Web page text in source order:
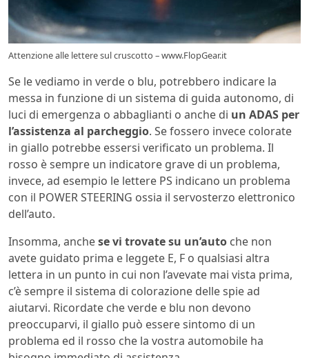
Attenzione alle lettere sul cruscotto – www.FlopGear.it
Se le vediamo in verde o blu, potrebbero indicare la
messa in funzione di un sistema di guida autonomo, di
luci di emergenza o abbaglianti o anche di un ADAS per
l’assistenza al parcheggio. Se fossero invece colorate
in giallo potrebbe essersi verificato un problema. Il
rosso è sempre un indicatore grave di un problema,
invece, ad esempio le lettere PS indicano un problema
con il POWER STEERING ossia il servosterzo elettronico
dell’auto.
Insomma, anchese vi trovate su un’auto che non
avete guidato prima e leggete E, F o qualsiasi altra
lettera in un punto in cui non l’avevate mai vista prima,
c’è sempre il sistema di colorazione delle spie ad
aiutarvi. Ricordate che verde e blu non devono
preoccuparvi, il giallo può essere sintomo di un
problema ed il rosso che la vostra automobile ha